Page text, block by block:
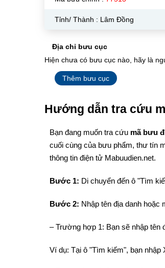
Tỉnh/ Thành : Lâm Đồng
Địa chỉ bưu cục
Hiện chưa có bưu cục nào, hãy là
Thêm bưu cục
Hướng dẫn tra cứu
Bạn đang muốn tra cứu mã bưu
cuối cùng của bưu phẩm, thư tín
thông tin điện tử Mabuudien.net.
Bước 1: Di chuyển đến ô "Tìm
Bước 2: Nhập tên địa danh hoặc
– Trường hợp 1: Bạn sẽ nhập tên
Ví dụ: Tại ô "Tìm kiếm", bạn